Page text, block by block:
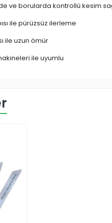
ve borularda kontrollü kesim
ile pürüzsüz ilerleme
ile uzun ömür
ile uyumlu